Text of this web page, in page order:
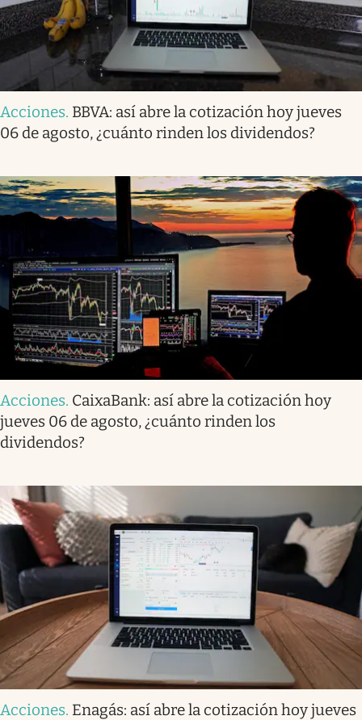
Acciones. BBVA: así abre la cotización hoy jueves
06 de agosto, ¿cuánto rinden los dividendos?
Acciones. CaixaBank: así abre la cotización hoy
jueves 06 de agosto, ¿cuánto rinden los
dividendos?
Acciones. Enagás: así abre la cotización hoy jueves